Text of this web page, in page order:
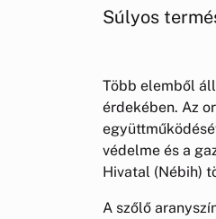
Súlyos
Több elemből
érdekében. Az
védelme és a
Hivatal (Nébih)
A szőlő